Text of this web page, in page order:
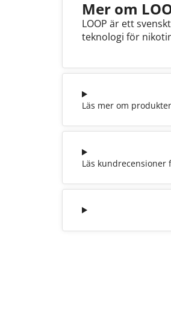
Mer om
LOOP är ett
teknologi för
Läs mer om
Läs